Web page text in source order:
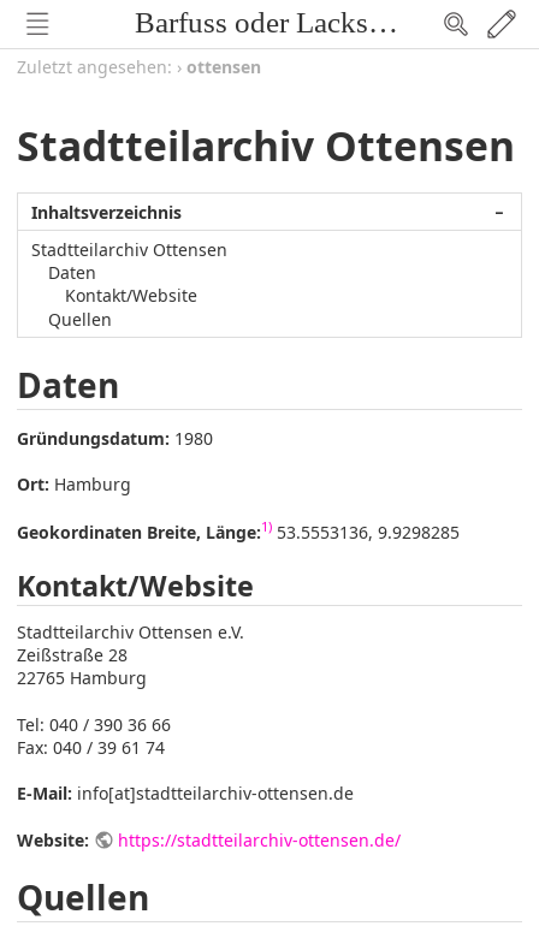
Barfuss oder Lackschuh
Zuletzt angesehen: › ottensen
Stadtteilarchiv Ottensen
−
Inhaltsverzeichnis
Stadtteilarchiv Ottensen
Daten
Kontakt/Website
Quellen
Daten
Gründungsdatum: 1980
Ort: Hamburg
Geokordinaten Breite, Länge:1) 53.5553136, 9.9298285
Kontakt/Website
Stadtteilarchiv Ottensen e.V.
Zeißstraße 28
22765 Hamburg
Tel: 040 / 390 36 66
Fax: 040 / 39 61 74
E-Mail: info[at]stadtteilarchiv-ottensen.de
Website: https://stadtteilarchiv-ottensen.de/
Quellen